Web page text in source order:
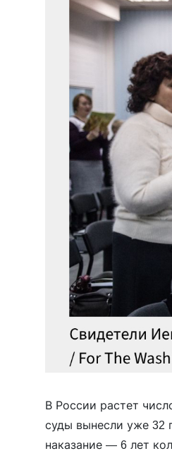
В России растет
суды вынесли уже 32
наказание — 6 лет